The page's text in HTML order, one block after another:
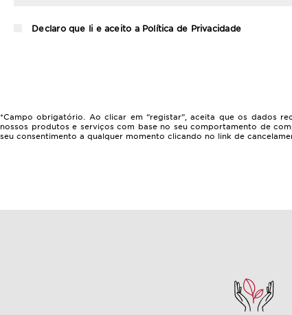
Declaro que li e aceito a Política de Privacidade
*Campo obrigatório. Ao clicar em “registar”, aceita que os dados
nossos produtos e serviços com base no seu comportamento de
seu consentimento a qualquer momento clicando no link de